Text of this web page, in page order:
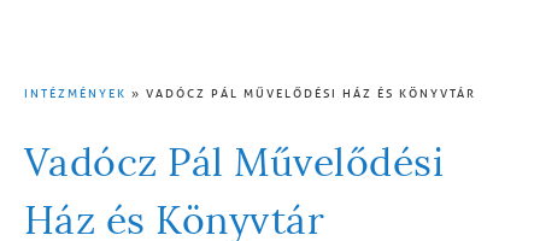
MORZSA
INTÉZMÉNYEK VADÓCZ PÁL MŰVELŐDÉSI HÁZ ÉS KÖNYVTÁR
Vadócz Pál Művelődési
Ház és Könyvtár